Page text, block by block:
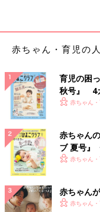
感情の理解を促す言葉
考える力の土台を作る
情を理解することなの
がすいてイヤだね～」
など、なぜ不快なのか
言葉かけがないと、子
な理由がわかりません
失敗の原因を伝えて、
イヤイヤ期を迎えるこ
赤ちゃん・育児の
育児の困
秋号』 4
いっぱい！
赤ちゃん
赤ちゃん
ブ 夏号』
く！ おっ
赤ちゃん
赤ちゃん
赤ちゃん